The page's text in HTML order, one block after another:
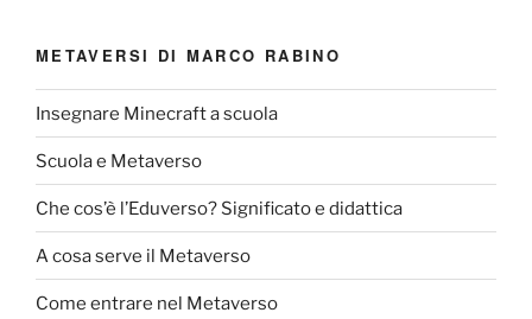
METAVERSI DI MARCO RABINO
Insegnare Minecraft a scuola
Scuola e Metaverso
Che cos’è l’Eduverso? Significato e didattica
A cosa serve il Metaverso
Come entrare nel Metaverso